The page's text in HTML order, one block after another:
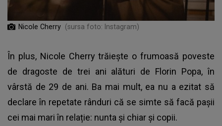
Nicole Cherry (sursa foto: Instagram)
În plus, Nicole Cherry trăiește o frumoasă poveste
de dragoste de trei ani alături de Florin Popa, în
vârstă de 29 de ani. Ba mai mult, ea nu a ezitat să
declare în repetate rânduri că se simte să facă pașii
cei mai mari în relație: nunta și chiar și copii.